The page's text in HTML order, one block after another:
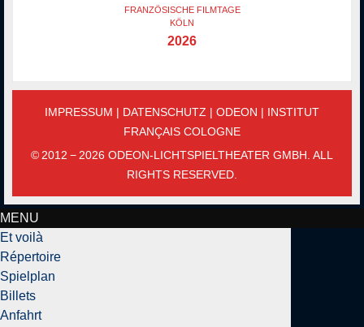
FRANZÖSISCHE FILMTAGE
KÖLN
2026
IMPRESSUM | DATENSCHUTZ | ODEON | INSTITUT
FRANÇAIS COLOGNE
© 2012 − 2026 ODEON-LICHTSPIELTHEATER GMBH. ALL
RIGHTS RESERVED.
MENU
Et voilà
Répertoire
Spielplan
Billets
Anfahrt